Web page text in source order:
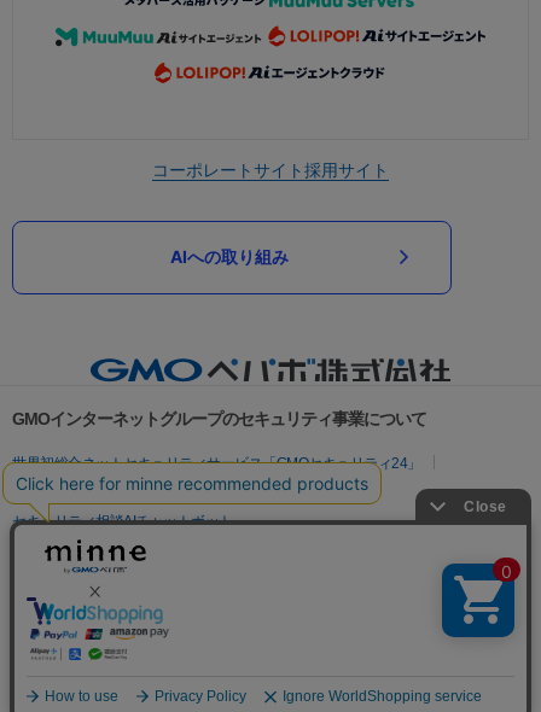
コーポレートサイト採用サイト
AIへの取り組み
GMOインターネットグループのセキュリティ事業について
世界初総合ネットセキュリティサービス「GMOセキュリティ24」
パスワード漏洩診断
Webサイトリスク診断
セキュリティ相談AIチャットボット
実在証明・盗聴対策
サイバー攻撃対策（GMO Flatt Security）
セキュリティ事業の軌跡